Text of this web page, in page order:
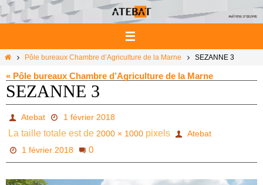
Passer
vers
le
HomePôle bureaux Chambre d’Agriculture de la Marne SEZANNE 3
« Pôle bureaux Chambre d’Agriculture de la Marne
SEZANNE 3
Atebat 1 février 2018
La taille totale est de 2000 × 1000 pixels
Atebat
1 février 2018
0